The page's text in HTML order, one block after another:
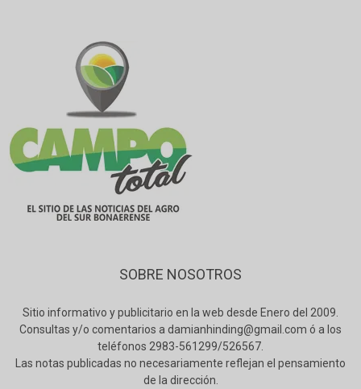
SOBRE NOSOTROS
Sitio informativo y publicitario en la web desde Enero del 2009.
Consultas y/o comentarios a damianhinding@gmail.com ó a los
teléfonos 2983-561299/526567.
Las notas publicadas no necesariamente reflejan el pensamiento
de la dirección.